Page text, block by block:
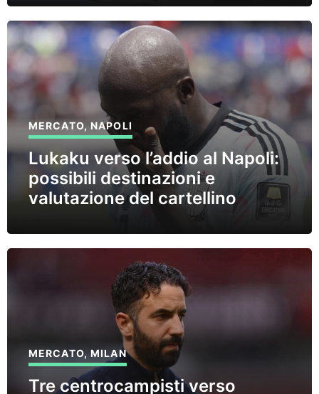
MERCATO,NAPOLI
Lukaku verso l’addio al Napoli:
possibili destinazioni e
valutazione del cartellino
MERCATO,MILAN
Tre centrocampisti verso